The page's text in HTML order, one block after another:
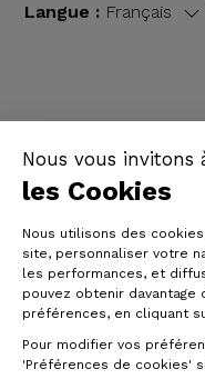
Nous vous invitons
les Cookies
Nous utilisons des
site, personnaliser votre
les performances, et
pouvez obtenir
préférences, en cliquant
Pour modifier vos
'Préférences de cookies'
Langue : Français
©